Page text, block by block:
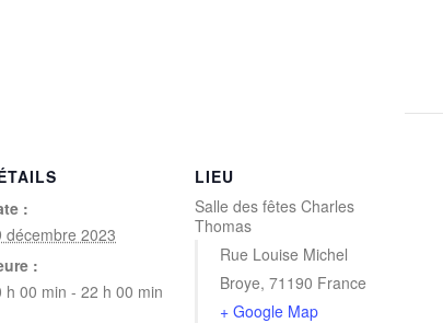
:
décembre 2023
:
h 00 min - 22 h 00 min
LIEU
Salle des fêtes Charles
Thomas
Rue Louise Michel
Broye, 71190 France
+ Google Map